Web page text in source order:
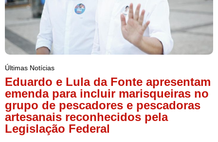
Últimas Notícias
Eduardo e Lula da Fonte apresentam
emenda para incluir marisqueiras no
grupo de pescadores e pescadoras
artesanais reconhecidos pela
Legislação Federal